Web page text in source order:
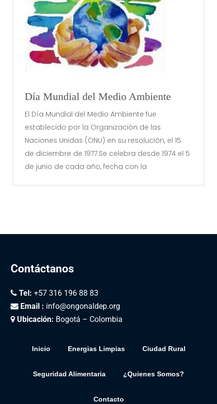
Día Mundial del Medio Ambiente
El Día Mundial del Medio Ambiente fue
establecido por la Organización de las
Naciones Unidas (ONU) en su resolución, el 15
de diciembre de 1977.Se celebra desde 1974 el 5
de junio de cada año, fecha con la
Contáctanos
Tel: +57 316 196 88 83
Email : info@ongonaldep.org
Ubicación: Bogotá – Colombia
Inicio Energias Limpias Ciudad Rural
Seguridad Alimentaria ¿Quienes Somos?
Contacto